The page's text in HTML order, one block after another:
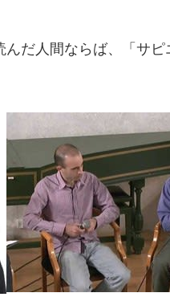
んだ人間ならば、「サ